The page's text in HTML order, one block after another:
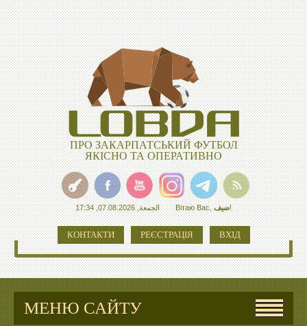
ПРО ЗАКАРПАТСЬКИЙ ФУТБОЛ
ЯКІСНО ТА ОПЕРАТИВНО
الجمعة, 07.08.2026, 17:34 Вітаю Вас,ضيف!
КОНТАКТИ РЕЄСТРАЦІЯ ВХІД
МЕНЮ САЙТУ